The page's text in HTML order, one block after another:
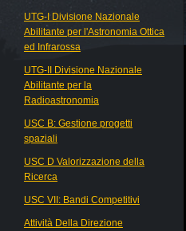
UTG-I Divisione Nazionale
Abilitante per l'Astronomia Ottica
ed Infrarossa
UTG-II Divisione Nazionale
Abilitante per la
Radioastronomia
USC B: Gestione progetti
spaziali
USC D Valorizzazione della
Ricerca
USC VII: Bandi Competitivi
Attività Della Direzione